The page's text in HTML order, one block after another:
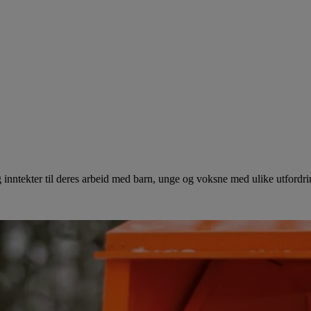
til deres arbeid med barn, unge og voksne med ulike